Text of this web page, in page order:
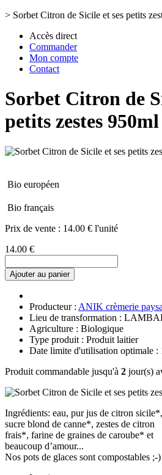
> Sorbet Citron de Sicile et ses petits
Accès direct
Commander
Mon compte
Contact
Sorbet Citron de
petits zestes 950ml
Bio européen
Bio français
Prix de vente : 14.00 € l'unité
14.00 €
Ajouter au panier
Producteur : ANIK crèmerie
Lieu de transformation :
Agriculture : Biologique
Type produit : Produit laitier
Date limite d'utilisation optimale :
Produit commandable jusqu'à 2 jour(s)
Ingrédients: eau, pur jus de citron sicile*,
sucre blond de canne*, zestes de citron
frais*, farine de graines de caroube* et
beaucoup d’amour...
Nos pots de glaces sont compostables ;-)